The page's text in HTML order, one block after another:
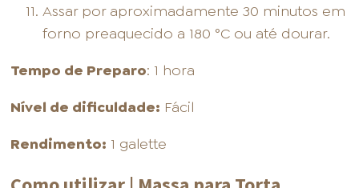
Assar por aproximadamente 30 minutos em
forno preaquecido a 180 °C ou até dourar.
Tempo de Preparo: 1 hora
Nível de dificuldade: Fácil
Rendimento: 1 galette